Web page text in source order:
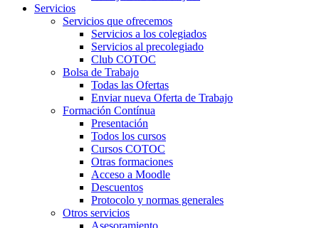
Servicios
Servicios que ofrecemos
Servicios a los colegiados
Servicios al precolegiado
Club COTOC
Bolsa de Trabajo
Todas las Ofertas
Enviar nueva Oferta de Trabajo
Formación Contínua
Presentación
Todos los cursos
Cursos COTOC
Otras formaciones
Acceso a Moodle
Descuentos
Protocolo y normas generales
Otros servicios
Asesoramiento